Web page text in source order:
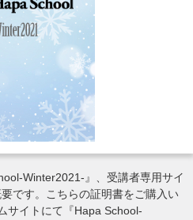
Winter2021-』、受講者専用サイ
です。こちらの証明書をご購入い
サイトにて『Hapa School-